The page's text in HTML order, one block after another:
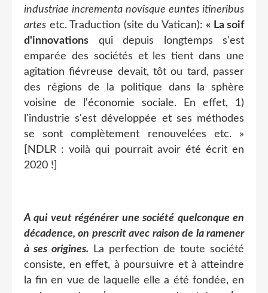
industriae incrementa novisque euntes itineribus
artes etc. Traduction (site du Vatican): « La soif
d'innovations qui depuis longtemps s'est
emparée des sociétés et les tient dans une
agitation fiévreuse devait, tôt ou tard, passer
des régions de la politique dans la sphère
voisine de l'économie sociale. En effet, 1)
l'industrie s'est développée et ses méthodes
se sont complètement renouvelées etc. »
[NDLR : voilà qui pourrait avoir été écrit en
2020 !]
A qui veut régénérer une société quelconque en
décadence, on prescrit avec raison de la ramener
à ses origines. La perfection de toute société
consiste, en effet, à poursuivre et à atteindre
la fin en vue de laquelle elle a été fondée, en